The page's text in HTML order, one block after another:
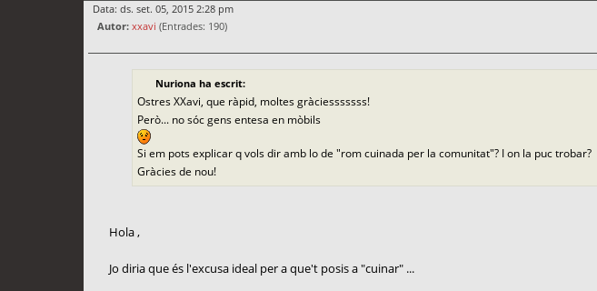
Data: ds. set. 05, 2015 2:28 pm
Autor: xxavi (Entrades: 190)
Nuriona ha escrit:
Ostres XXavi, que ràpid, moltes gràciesssssss!
Però... no sóc gens entesa en mòbils
Si em pots explicar q vols dir amb lo de "rom cuinada per la comunitat"? I on la puc trobar?
Gràcies de nou!
Hola ,
Jo diria que és l'excusa ideal per a que't posis a "cuinar" ...